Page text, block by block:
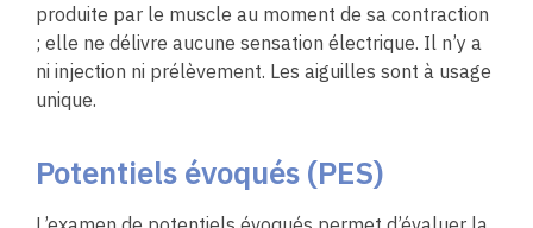
produite par le muscle au moment de sa contraction
; elle ne délivre aucune sensation électrique. Il n’y a
ni injection ni prélèvement. Les aiguilles sont à usage
unique.
Potentiels évoqués (PES)